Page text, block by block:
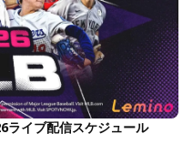
ライブ配信スケジュール